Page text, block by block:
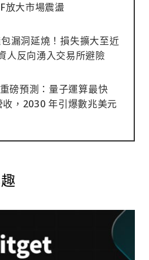
放大市場震盪
漏洞延燒！損失擴大至近
人反向湧入交易所避險
磅預測：量子運算最快
，2030 年引爆數兆美元